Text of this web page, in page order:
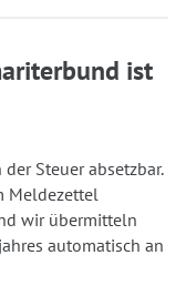
ist
Steuer absetzbar.
Meldezettel
wir übermitteln
automatisch an